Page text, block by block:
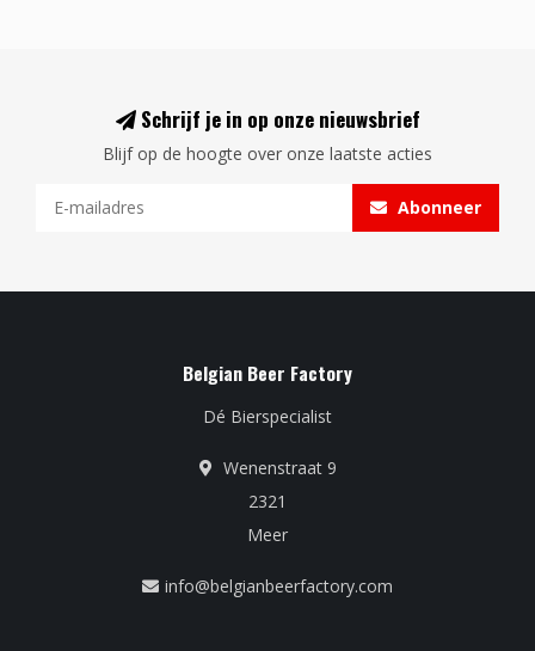
Schrijf je in op onze nieuwsbrief
Blijf op de hoogte over onze laatste acties
Abonneer
Belgian Beer Factory
Dé Bierspecialist
Wenenstraat 9
2321
Meer
info@belgianbeerfactory.com